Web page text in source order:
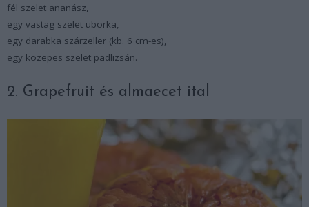
fél szelet ananász,
egy vastag szelet uborka,
egy darabka szárzeller (kb. 6 cm-es),
egy közepes szelet padlizsán.
2. Grapefruit és almaecet ital